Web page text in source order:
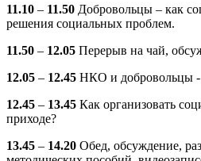
11.10 – 11.50 Добровольцы – как
решения социальных проблем.
11.50 – 12.05 Перерыв на чай,
12.05 – 12.45 НКО и добровольцы -
12.45 – 13.45 Как организовать
приходе?
13.45 – 14.20 Обед, обсуждение,